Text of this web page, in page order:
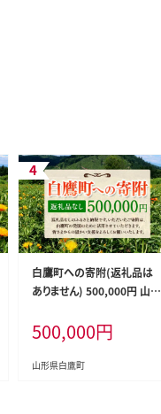
白鷹町への寄附(返礼品は
ありません) 500,000円 山形
500,000円
山形県白鷹町